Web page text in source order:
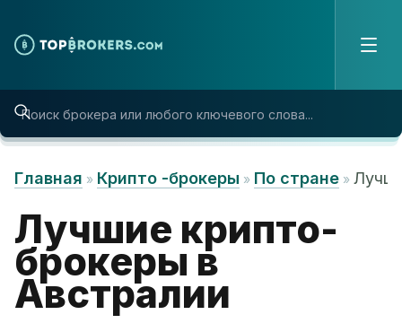
Главная » Крипто -брокеры » По стране »
Лучшие крипто-
брокеры в
Австралии